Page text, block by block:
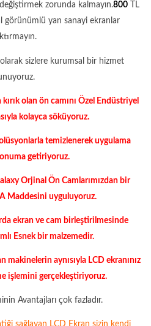
zorunda kalmayın.800 TL
görünümlü yan sanayi ekranlar
sizlere kurumsal bir hizmet
olan ön camını Özel Endüstriyel
kolayca söküyoruz.
temizlenerek uygulama
getiriyoruz.
Orjinal Ön Camlarımızdan bir
Maddesini uyguluyoruz.
ekran ve cam birleştirilmesinde
Esnek bir malzemedir.
makinelerin aynısıyla LCD ekranınız
işlemini gerçekleştiriyoruz.
Avantajları çok fazladır.